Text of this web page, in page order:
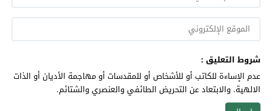
شروط التعليق :
عدم الإساءة للكاتب أو للأشخاص أو للمقدسات أو مهاجمة الأديان أو الذات
الالهية. والابتعاد عن التحريض الطائفي والعنصري والشتائم.